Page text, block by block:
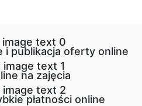
i publikacja oferty online
na zajęcia
płatności online